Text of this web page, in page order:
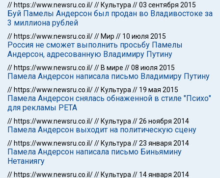
// https://www.newsru.co.il/// Культура //03 сентября 2015
Буй Памелы Андерсон был продан во Владивостоке за
3 миллиона рублей
// https://www.newsru.co.il/// Мир // 10 июля 2015
Россия не сможет выполнить просьбу Памелы
Андерсон, адресованную Владимиру Путину
// https://www.newsru.co.il/// В мире //08 июля 2015
Памела Андерсон написала письмо Владимиру Путину
// https://www.newsru.co.il/// Культура // 19 мая 2015
Памела Андерсон снялась обнаженной в стиле "Психо"
для рекламы PETA
// https://www.newsru.co.il/// Культура //26 ноября 2014
Памела Андерсон выходит на политическую сцену
// https://www.newsru.co.il/// Культура //23 января 2014
Памела Андерсон написала письмо Биньямину
Нетаниягу
// https://www.newsru.co.il/// Культура // 14 января 2014